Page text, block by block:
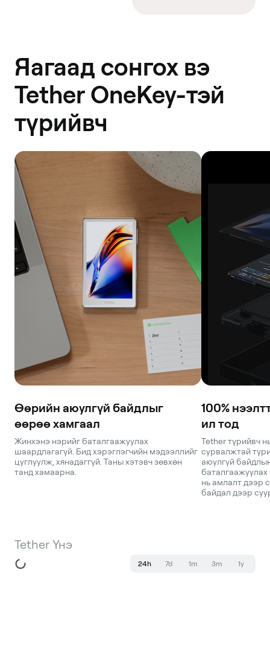
Яагаад сонгох вэ
Tether OneKey-тэй
түрийвч
Өөрийн аюулгүй байдлыг
өөрөө хамгаал
Жинхэнэ нэрийг баталгаажуулах
шаардлагагүй. Бид хэрэглэгчийн мэдээллийг
цуглуулж, хянадаггүй. Таны хэтэвч зөвхөн
танд хамаарна.
100%
ил тод
Tether түрийвч
сурвалжтай
аюулгүй
нь амлалт дээр
байдал дээр
Tether Үнэ
24h 7d 1m 3m 1y